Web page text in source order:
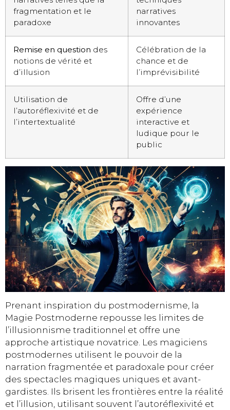
fragmentation et le
paradoxe
narratives
innovantes
Remise en question des
notions de vérité et
d’illusion
Célébration de la
chance et de
l’imprévisibilité
Utilisation de
l’autoréflexivité et de
l’intertextualité
Offre d’une
expérience
interactive et
ludique pour le
public
Prenant inspiration du postmodernisme, la
Magie Postmoderne repousse les limites de
l’illusionnisme traditionnel et offre une
approche artistique novatrice. Les magiciens
postmodernes utilisent le pouvoir de la
narration fragmentée et paradoxale pour créer
des spectacles magiques uniques et avant-
gardistes. Ils brisent les frontières entre la réalité
et l’illusion, utilisant souvent l’autoréflexivité et